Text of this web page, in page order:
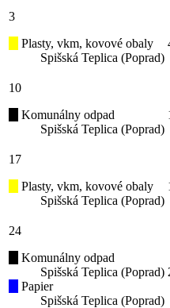
3
Plasty, vkm, kovové obaly
Spišská Teplica (Poprad)
10
Komunálny odpad
Spišská Teplica (Poprad)
17
Plasty, vkm, kovové obaly
Spišská Teplica (Poprad)
24
Komunálny odpad
Spišská Teplica (Poprad)
Papier
Spišská Teplica (Poprad)